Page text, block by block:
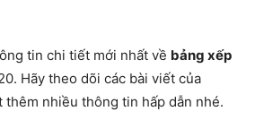
tin chi tiết mới nhất về bảng xếp
Hãy theo dõi các bài viết của
thêm nhiều thông tin hấp dẫn nhé.